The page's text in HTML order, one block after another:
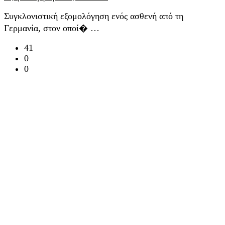
Συγκλονιστική εξομολόγηση ενός ασθενή από τη
Γερμανία, στον οποί� …
41
0
0